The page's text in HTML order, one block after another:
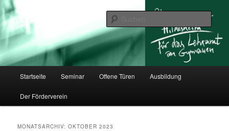
Zum
primären
Inhalt
springen
Zum
sekundären
Inhalt
springenStudienseminar Hildesheim
Startseite Seminar Offene Türen Ausbildung
Der Förderverein
MONATSARCHIV:OKTOBER 2023